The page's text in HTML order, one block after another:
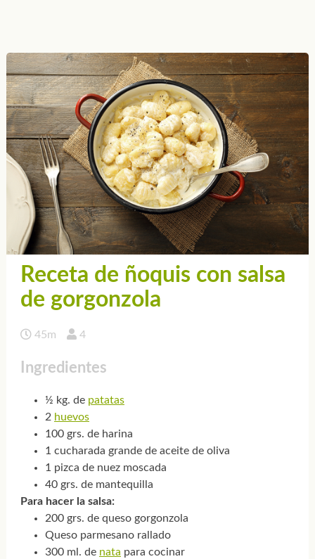
Receta de ñoquis con salsa
de gorgonzola
45m 4
Ingredientes
½ kg. de patatas
2 huevos
100 grs. de harina
1 cucharada grande de aceite de oliva
1 pizca de nuez moscada
40 grs. de mantequilla
Para hacer la salsa:
200 grs. de queso gorgonzola
Queso parmesano rallado
300 ml. de nata para cocinar